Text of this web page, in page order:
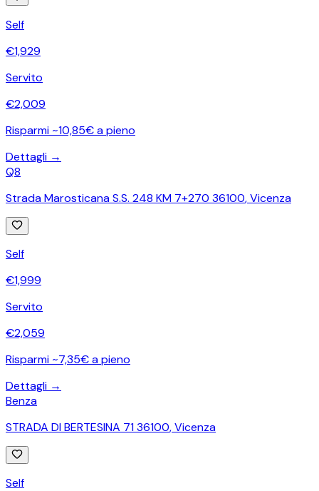
Self
€1,929
Servito
€2,009
Risparmi ~10,85€ a pieno
Dettagli →
Q8
Strada Marosticana S.S. 248 KM 7+270 36100,Vicenza
Self
€1,999
Servito
€2,059
Risparmi ~7,35€ a pieno
Dettagli →
Benza
STRADA DI BERTESINA 71 36100,Vicenza
Self